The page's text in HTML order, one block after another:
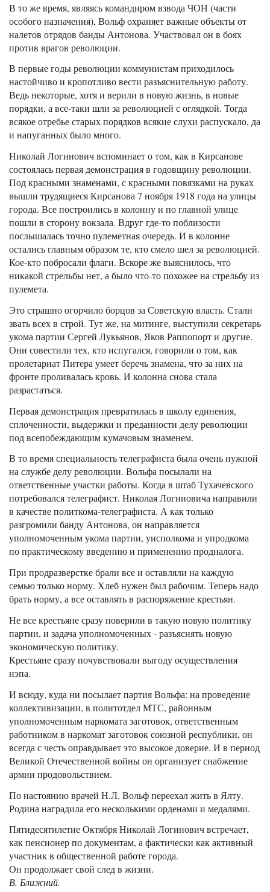
В то же время, являясь командиром взвода ЧОН (части
особого назначения), Вольф охраняет важные объекты от
налетов отрядов банды Антонова. Участвовал он в боях
против врагов революции.
В первые годы революции коммунистам приходилось
настойчиво и кропотливо вести разъяснительную работу.
Ведь некоторые, хотя и верили в новую жизнь, в новые
порядки, а все-таки шли за революцией с оглядкой. Тогда
всякое отребье старых порядков всякие слухи распускало, да
и напуганных было много.
Николай Логинович вспоминает о том, как в Кирсанове
состоялась первая демонстрация в годовщину революции.
Под красными знаменами, с красными повязками на руках
вышли трудящиеся Кирсанова 7 ноября 1918 года на улицы
города. Все построились в колонну и по главной улице
пошли в сторону вокзала. Вдруг где-то поблизости
послышалась точно пулеметная очередь. И в колонне
остались главным образом те, кто смело шел за революцией.
Кое-кто побросали флаги. Вскоре же выяснилось, что
никакой стрельбы нет, а было что-то похожее на стрельбу из
пулемета.
Это страшно огорчило борцов за Советскую власть. Стали
звать всех в строй. Тут же, на митинге, выступили секретарь
укома партии Сергей Лукьянов, Яков Раппопорт и другие.
Они совестили тех, кто испугался, говорили о том, как
пролетариат Питера умеет беречь знамена, что за них на
фронте проливалась кровь. И колонна снова стала
разрастаться.
Первая демонстрация превратилась в школу единения,
сплоченности, выдержки и преданности делу революции
под всепобеждающим кумачовым знаменем.
В то время специальность телеграфиста была очень нужной
на службе делу революции. Вольфа посылали на
ответственные участки работы. Когда в штаб Тухачевского
потребовался телеграфист. Николая Логиновича направили
в качестве политкома-телеграфиста. А как только
разгромили банду Антонова, он направляется
уполномоченным укома партии, уисполкома и упродкома
по практическому введению и применению продналога.
При продразверстке брали все и оставляли на каждую
семью только норму. Хлеб нужен был рабочим. Теперь надо
брать норму, а все оставлять в распоряжение крестьян.
Не все крестьяне сразу поверили в такую новую политику
партии, и задача уполномоченных - разъяснять новую
экономическую политику.
Крестьяне сразу почувствовали выгоду осуществления
нэпа.
И всюду, куда ни посылает партия Вольфа: на проведение
коллективизации, в политотдел МТС, районным
уполномоченным наркомата заготовок, ответственным
работником в наркомат заготовок союзной республики, он
всегда с честь оправдывает это высокое доверие. И в период
Великой Отечественной войны он организует снабжение
армии продовольствием.
По настоянию врачей Н.Л. Вольф переехал жить в Ялту.
Родина наградила его несколькими орденами и медалями.
Пятидесятилетие Октября Николай Логинович встречает,
как пенсионер по документам, а фактически как активный
участник в общественной работе города.
Он продолжает свой след в жизни.
В. Ближний.